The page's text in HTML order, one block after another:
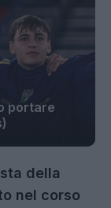
portare
della
nel corso